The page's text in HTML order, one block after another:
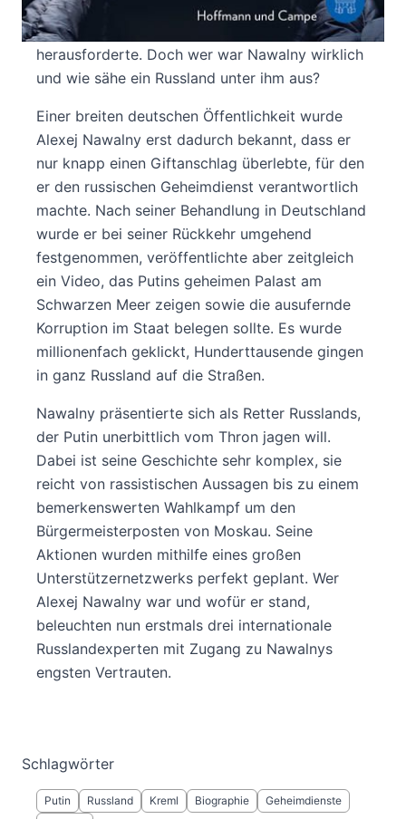
Amtszeit Wladimir Putins war er der erste, der
ihn ebenso erfolgreich wie kompromisslos
herausforderte. Doch wer war Nawalny wirklich
und wie sähe ein Russland unter ihm aus?
Einer breiten deutschen Öffentlichkeit wurde
Alexej Nawalny erst dadurch bekannt, dass er
nur knapp einen Giftanschlag überlebte, für den
er den russischen Geheimdienst verantwortlich
machte. Nach seiner Behandlung in Deutschland
wurde er bei seiner Rückkehr umgehend
festgenommen, veröffentlichte aber zeitgleich
ein Video, das Putins geheimen Palast am
Schwarzen Meer zeigen sowie die ausufernde
Korruption im Staat belegen sollte. Es wurde
millionenfach geklickt, Hunderttausende gingen
in ganz Russland auf die Straßen.
Nawalny präsentierte sich als Retter Russlands,
der Putin unerbittlich vom Thron jagen will.
Dabei ist seine Geschichte sehr komplex, sie
reicht von rassistischen Aussagen bis zu einem
bemerkenswerten Wahlkampf um den
Bürgermeisterposten von Moskau. Seine
Aktionen wurden mithilfe eines großen
Unterstützernetzwerks perfekt geplant. Wer
Alexej Nawalny war und wofür er stand,
beleuchten nun erstmals drei internationale
Russlandexperten mit Zugang zu Nawalnys
engsten Vertrauten.
Schlagwörter
Putin Russland Kreml Biographie
Geheimdienste